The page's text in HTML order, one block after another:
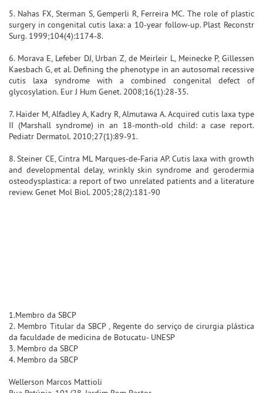
5. Nahas FX, Sterman S, Gemperli R, Ferreira MC. The role of plastic
surgery in congenital cutis laxa: a 10-year follow-up. Plast Reconstr
Surg. 1999;104(4):1174-8.
6. Morava E, Lefeber DJ, Urban Z, de Meirleir L, Meinecke P, Gillessen
Kaesbach G, et al. Defining the phenotype in an autosomal recessive
cutis laxa syndrome with a combined congenital defect of
glycosylation. Eur J Hum Genet. 2008;16(1):28-35.
7. Haider M, Alfadley A, Kadry R, Almutawa A. Acquired cutis laxa type
II (Marshall syndrome) in an 18-month-old child: a case report.
Pediatr Dermatol. 2010;27(1):89-91.
8. Steiner CE, Cintra ML Marques-de-Faria AP. Cutis laxa with growth
and developmental delay, wrinkly skin syndrome and gerodermia
osteodysplastica: a report of two unrelated patients and a literature
review. Genet Mol Biol. 2005;28(2):181-90
1.Membro da SBCP
2. Membro Titular da SBCP , Regente do serviço de cirurgia plástica
da faculdade de medicina de Botucatu- UNESP
3. Membro da SBCP
4. Membro da SBCP
Wellerson Marcos Mattioli